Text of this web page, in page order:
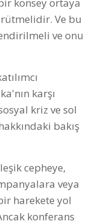
Ve bu
ve onu
karşı
kriz ve sol
bakış
cepheye,
veya
harekete yol
konferans